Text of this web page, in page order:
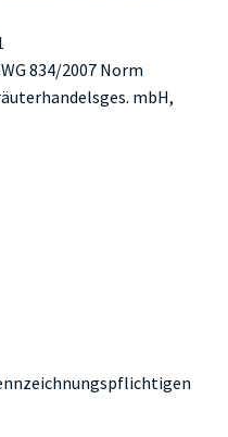
834/2007 Norm
mbH,